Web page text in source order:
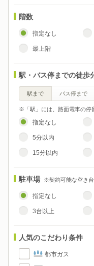
階数
指定なし
最上階
駅・バス停までの徒歩
駅まで バス停まで
指定なし
5分以内
15分以内
※「駅」には、路面電車の停
駐車場 ※契約可能な空き台
指定なし
3台以上
人気のこだわり条件
都市ガス